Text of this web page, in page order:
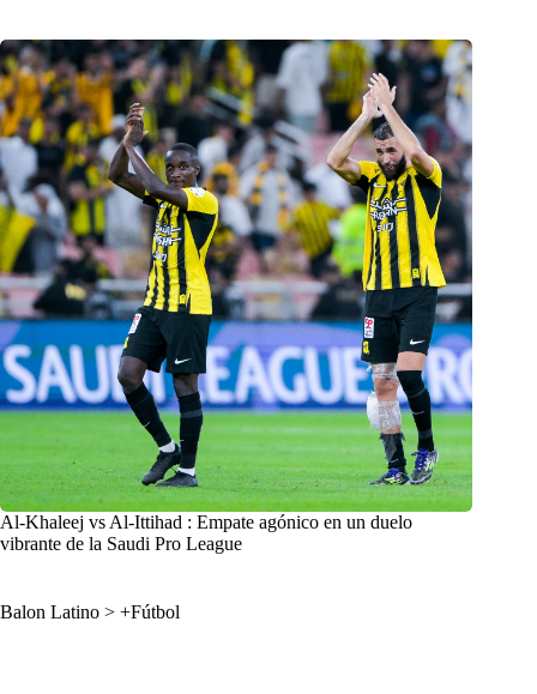
Al-Khaleej vs Al-Ittihad : Empate agónico en un duelo
vibrante de la Saudi Pro League
Balon Latino > +Fútbol